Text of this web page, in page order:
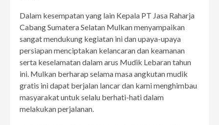
Dalam kesempatan yang lain Kepala PT Jasa Raharja
Cabang Sumatera Selatan Mulkan menyampaikan
sangat mendukung kegiatan ini dan upaya-upaya
persiapan menciptakan kelancaran dan keamanan
serta keselamatan dalam arus Mudik Lebaran tahun
ini. Mulkan berharap selama masa angkutan mudik
gratis ini dapat berjalan lancar dan kami menghimbau
masyarakat untuk selalu berhati-hati dalam
melakukan perjalanan.